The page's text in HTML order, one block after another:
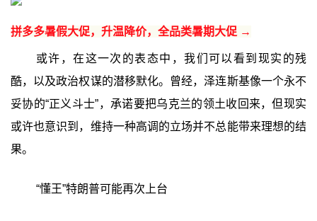
拼多多暑假大促，升温降价，全品类暑期大促 →
或许，在这一次的表态中，我们可以看到现实的残
酷，以及政治权谋的潜移默化。曾经，泽连斯基像一个永不
妥协的“正义斗士”，承诺要把乌克兰的领土收回来，但现实
或许也意识到，维持一种高调的立场并不总能带来理想的结
果。
“懂王”特朗普可能再次上台